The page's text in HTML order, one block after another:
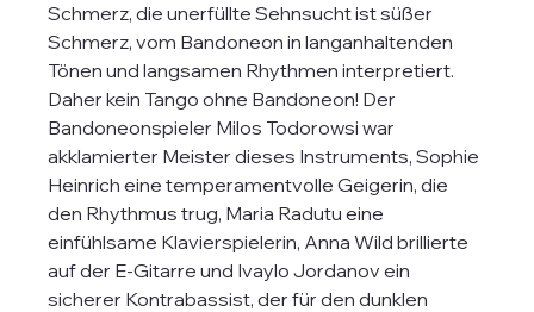
Schmerz, die unerfüllte Sehnsucht ist süßer
Schmerz, vom Bandoneon in langanhaltenden
Tönen und langsamen Rhythmen interpretiert.
Daher kein Tango ohne Bandoneon! Der
Bandoneonspieler Milos Todorowsi war
akklamierter Meister dieses Instruments, Sophie
Heinrich eine temperamentvolle Geigerin, die
den Rhythmus trug, Maria Radutu eine
einfühlsame Klavierspielerin, Anna Wild brillierte
auf der E-Gitarre und Ivaylo Jordanov ein
sicherer Kontrabassist, der für den dunklen